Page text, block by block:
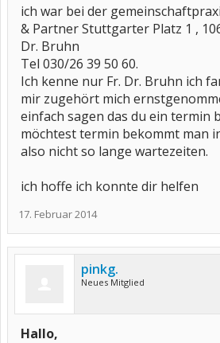
ich war bei der
& Partner Stuttgarter Platz 1 ,
Dr. Bruhn
Tel 030/26 39 50 60.
Ich kenne nur Fr. Dr. Bruhn ich
mir zugehört mich
einfach sagen das du ein termin
möchtest termin bekommt man
also nicht so lange wartezeiten.
ich hoffe ich konnte dir helfen
17. Februar 2014
pinkg.
Neues Mitglied
Hallo,